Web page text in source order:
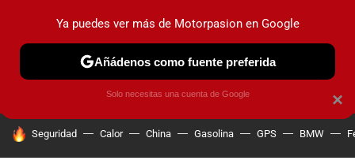
PRUEBAS COCHES ELÉCTRICOS OBSERVATORIO
HOY SE HABLA DE
Seguridad Calor China Gasolina GPS BMW
×
Ya puedes ver más de Motorpasion en Google
Añádenos como fuente preferida
Solo necesitas una cuenta de Google